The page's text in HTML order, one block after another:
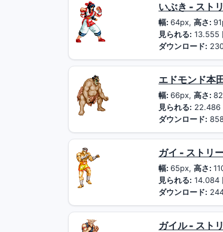
いぶき - スト
幅:64px,高さ:
見られる: 13.555
ダウンロード:
エドモンド本
幅:66px,高さ:
見られる: 22.486
ダウンロード:
ガイ - ストリ
幅:65px,高さ:
見られる: 14.084
ダウンロード:
ガイル - スト